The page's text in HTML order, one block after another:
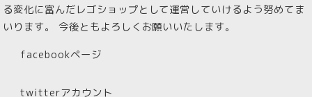
る変化に富んだレゴショップとして運営していけるよう努めてま
いります。 今後ともよろしくお願いいたします。
facebookページ
twitterアカウント